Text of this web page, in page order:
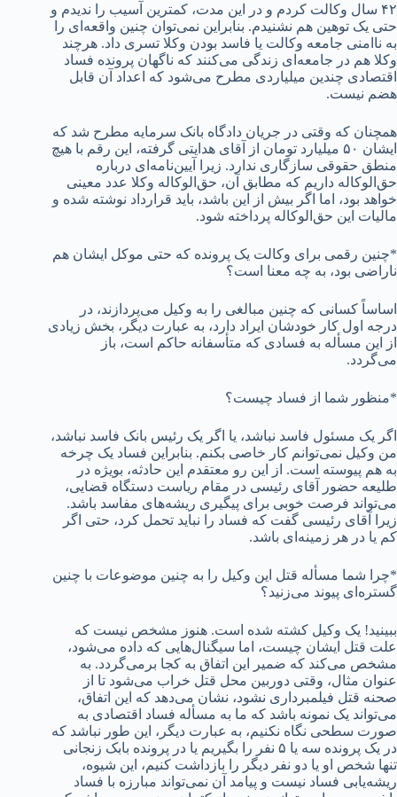
۴۲ سال وکالت کردم و در این مدت، کمترین آسیب را ندیدم و
حتی یک توهین هم نشنیدم. بنابراین نمی‌توان چنین واقعه‌ای را
به ناامنی جامعه وکالت یا فاسد بودن وکلا تسری داد. هرچند
وکلا هم در جامعه‌ای زندگی می‌کنند که ناگهان پرونده فساد
اقتصادی چندین میلیاردی مطرح می‌شود که اعداد آن قابل
هضم نیست.
همچنان که وقتی در جریان دادگاه بانک سرمایه مطرح شد که
ایشان ۵۰ میلیارد تومان از آقای هدایتی گرفته، این رقم با هیچ
منطق حقوقی سازگاری ندارد. زیرا آیین‌نامه‌ای درباره
حق‌الوکاله داریم که مطابق آن، حق‌الوکاله وکلا عدد معینی
خواهد بود، اما اگر بیش از این باشد، باید قرارداد نوشته شده و
مالیات این حق‌الوکاله پرداخته شود.
*چنین رقمی برای وکالت یک پرونده که حتی موکل ایشان هم
ناراضی بود، به چه معنا است؟
اساساً کسانی که چنین مبالغی را به وکیل می‌پردازند، در
درجه اول کار خودشان ایراد دارد، به عبارت دیگر، بخش زیادی
از این مسأله به فسادی که متأسفانه حاکم است، باز
می‌گردد.
*منظور شما از فساد چیست؟
اگر یک مسئول فاسد نباشد، یا اگر یک رئیس بانک فاسد نباشد،
من وکیل نمی‌توانم کار خاصی بکنم. بنابراین فساد یک چرخه
به هم پیوسته است. از این رو معتقدم این حادثه، بویژه در
طلیعه حضور آقای رئیسی در مقام ریاست دستگاه قضایی،
می‌تواند فرصت خوبی برای پیگیری ریشه‌های مفاسد باشد.
زیرا آقای رئیسی گفت که فساد را نباید تحمل کرد، حتی اگر
کم یا در هر زمینه‌ای باشد.
*چرا شما مسأله قتل این وکیل را به چنین موضوعات با چنین
گستره‌ای پیوند می‌زنید؟
ببینید! یک وکیل کشته شده است. هنوز مشخص نیست که
علت قتل ایشان چیست، اما سیگنال‌هایی که داده می‌شود،
مشخص می‌کند که ضمیر این اتفاق به کجا برمی‌گردد. به
عنوان مثال، وقتی دوربین محل قتل خراب می‌شود تا از
صحنه قتل فیلمبرداری نشود، نشان می‌دهد که این اتفاق،
می‌تواند یک نمونه باشد که ما به مسأله فساد اقتصادی به
صورت سطحی نگاه نکنیم، به عبارت دیگر، این طور نباشد که
در یک پرونده سه یا ۵ نفر را بگیریم یا در پرونده بابک زنجانی
تنها شخص او یا دو نفر دیگر را بازداشت کنیم، این شیوه،
ریشه‌یابی فساد نیست و پیامد آن نمی‌تواند مبارزه با فساد